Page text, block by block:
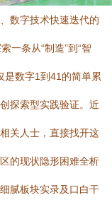
数字技术快速迭代的
一条从“制造”到“智
数字1到41的简单累
探索型实践验证。近
关人士，直接找开这
的现状隐形困难全析
腻板块实录及口白干